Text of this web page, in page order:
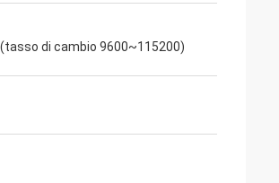
(tasso di cambio 9600~115200)